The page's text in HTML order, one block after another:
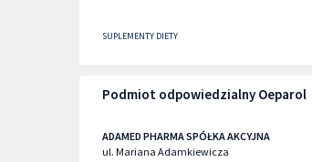
SUPLEMENTY DIETY
Podmiot odpowiedzialny Oeparol
ADAMED PHARMA SPÓŁKA AKCYJNA
ul. Mariana Adamkiewicza